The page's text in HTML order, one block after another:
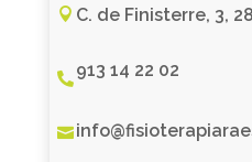
 C. de Finisterre, 3,
 913 14 22 02
